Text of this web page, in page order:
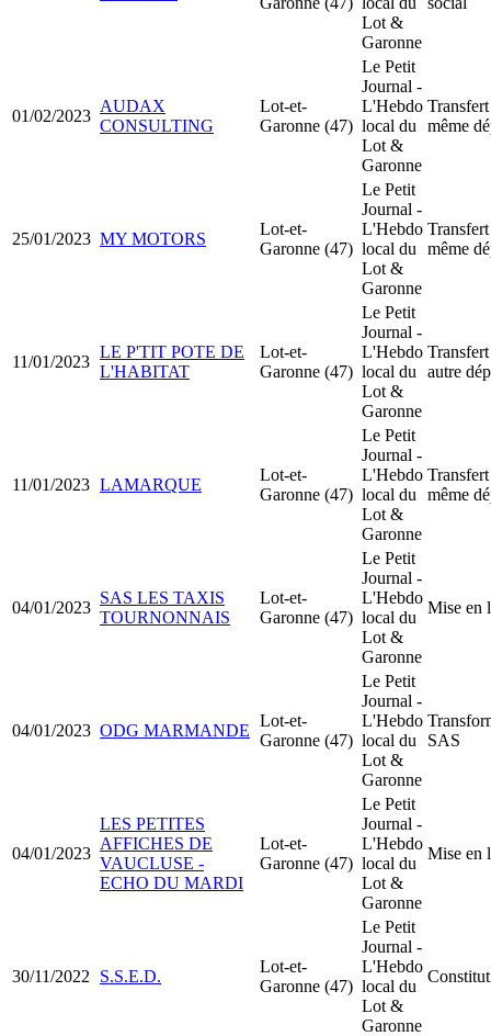
Lot &
Garonne
01/02/2023
AUDAX
CONSULTING
Lot-et-
Garonne (47)
Le Petit
Journal -
L'Hebdo
local du
Lot &
Garonne
même
25/01/2023 MY MOTORS
Lot-et-
Garonne (47)
Le Petit
Journal -
L'Hebdo
local du
Lot &
Garonne
même
11/01/2023
LE P'TIT POTE DE
L'HABITAT
Lot-et-
Garonne (47)
Le Petit
Journal -
L'Hebdo
local du
Lot &
Garonne
autre
11/01/2023 LAMARQUE
Lot-et-
Garonne (47)
Le Petit
Journal -
L'Hebdo
local du
Lot &
Garonne
même
04/01/2023
SAS LES TAXIS
TOURNONNAIS
Lot-et-
Garonne (47)
Le Petit
Journal -
L'Hebdo
local du
Lot &
Garonne
Mise en
04/01/2023 ODG MARMANDE
Lot-et-
Garonne (47)
Le Petit
Journal -
L'Hebdo
local du
Lot &
Garonne
SAS
04/01/2023
LES PETITES
AFFICHES DE
VAUCLUSE -
ECHO DU MARDI
Lot-et-
Garonne (47)
Le Petit
Journal -
L'Hebdo
local du
Lot &
Garonne
Mise en
30/11/2022 S.S.E.D.
Lot-et-
Garonne (47)
Le Petit
Journal -
L'Hebdo
local du
Lot &
Garonne